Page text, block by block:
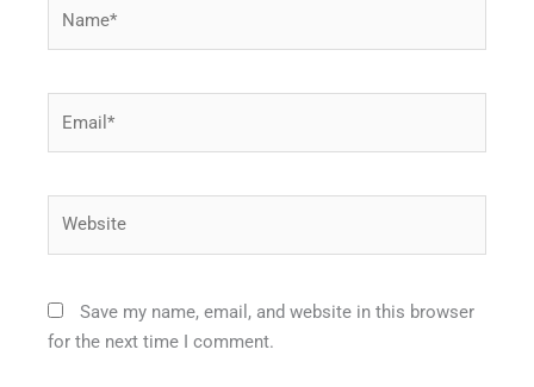
Save my name, email, and website in this browser
for the next time I comment.